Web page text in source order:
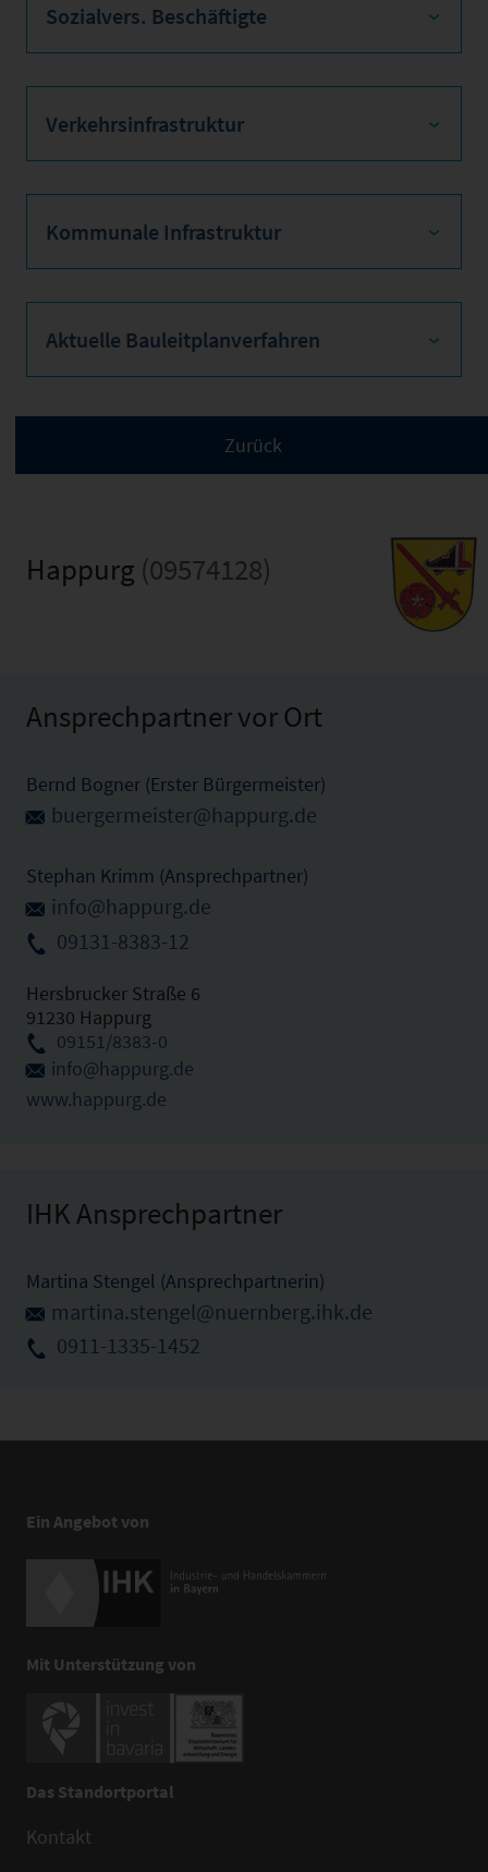
Sozialvers. Beschäftigte
Verkehrsinfrastruktur
Kommunale Infrastruktur
Aktuelle Bauleitplanverfahren
Happurg (09574128)
Ansprechpartner vor Ort
Bernd Bogner (Erster Bürgermeister)
buergermeister@happurg.de
Stephan Krimm (Ansprechpartner)
info@happurg.de
09131-8383-12
Hersbrucker Straße 6
91230 Happurg
09151/8383-0
info@happurg.de
www.happurg.de
IHK Ansprechpartner
Martina Stengel (Ansprechpartnerin)
martina.stengel@nuernberg.ihk.de
0911-1335-1452
Ein Angebot von
Mit Unterstützung von
Das Standortportal
Kontakt